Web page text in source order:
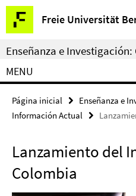
Springe
direkt
zu
Inhalt
Freie Universität
Herramientas
de
navegación
Enseñanza e
MENU
Página inicial
Enseñanza e
Información Actual
Lanzamiento del
Colombia